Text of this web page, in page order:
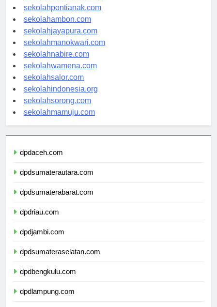
sekolahbanjarbaru.com
sekolahpontianak.com
sekolahambon.com
sekolahjayapura.com
sekolahmanokwari.com
sekolahnabire.com
sekolahwamena.com
sekolahsalor.com
sekolahindonesia.org
sekolahsorong.com